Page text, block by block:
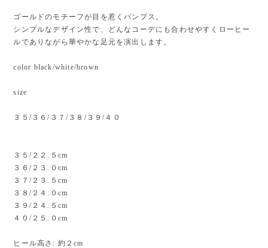
ゴールドのモチーフが目を惹くパンプス。
シンプルなデザイン性で、どんなコーデにも合わせやすくローヒー
ルでありながら華やかな足元を演出します。
color black/white/brown
size
３５/３６/３７/３８/３９/４０
３５/２２.５cm
３６/２３.０cm
３７/２３.５cm
３８/２４.０cm
３９/２４.５cm
４０/２５.０cm
ヒール高さ: 約２cm